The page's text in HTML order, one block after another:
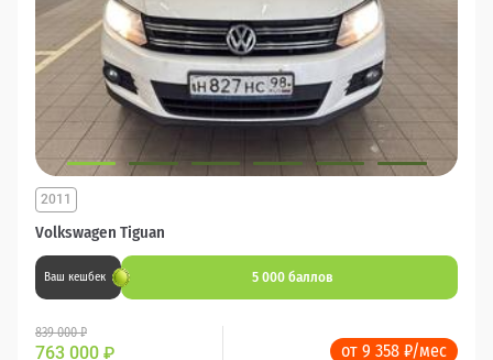
Volkswagen Tiguan
2011
Ваш кешбек 5 000 баллов
839 000 ₽
763 000 ₽ от 9 358 ₽/мес